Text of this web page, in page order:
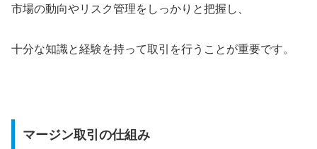
市場の動向やリスク管理をしっかりと把握し、
十分な知識と経験を持って取引を行うことが重要です。
マージン取引の仕組み